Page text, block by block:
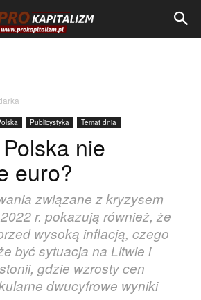
Publicystyka Temat dnia
nie
euro?
związane z kryzysem
r. pokazują również, że
wysoką inflacją, czego
być sytuacja na Litwie i
gdzie wzrosty cen
dwucyfrowe wyniki